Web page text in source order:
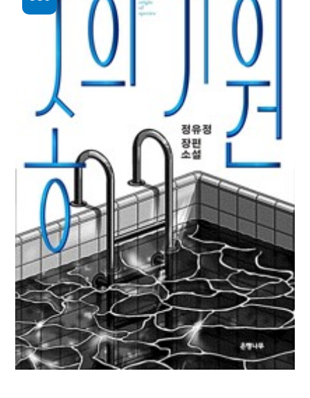
김송은, 윤현철 [공]지음